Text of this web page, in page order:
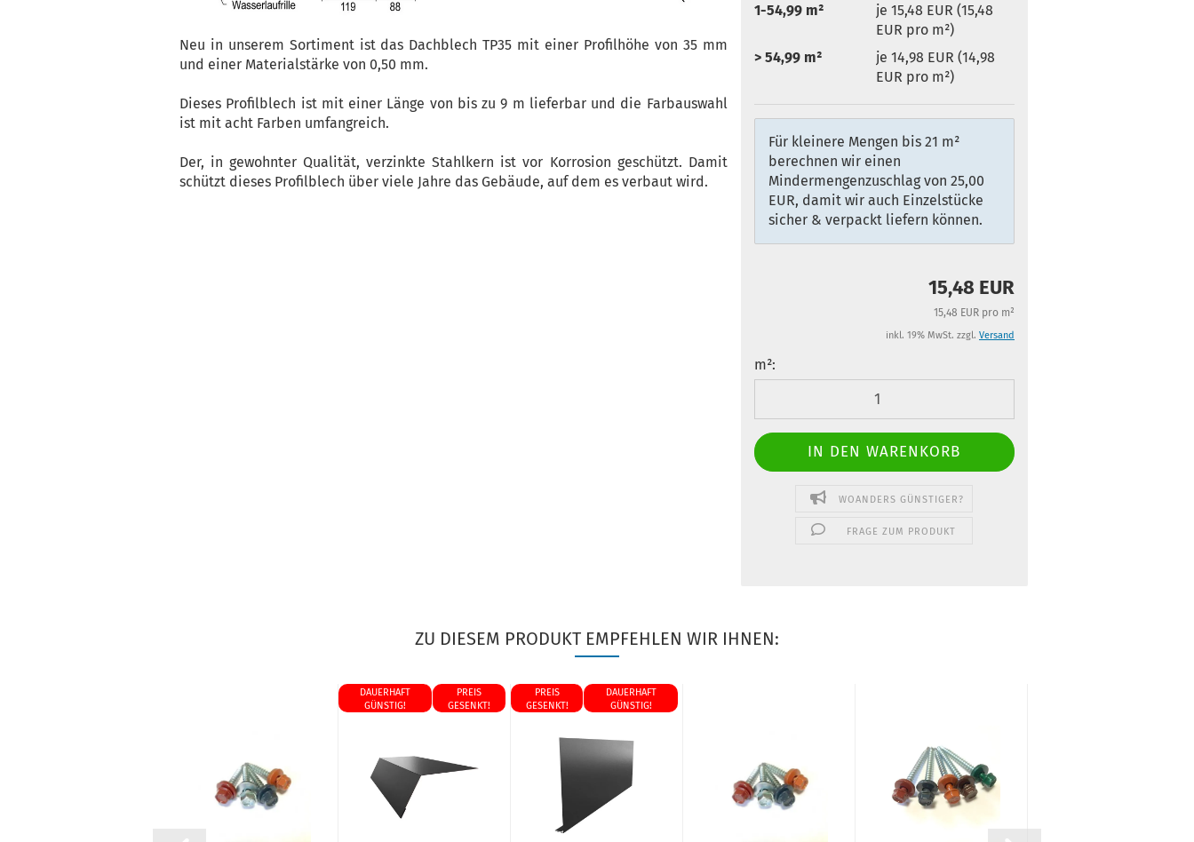
1-54,99 m²
je 15,48 EUR (15,48
EUR pro m²)
> 54,99 m²
je 14,98 EUR (14,98
EUR pro m²)
Für kleinere Mengen bis 21 m²
berechnen wir einen
Mindermengenzuschlag von 25,00
EUR, damit wir auch Einzelstücke
sicher & verpackt liefern können.
15,48 EUR
15,48 EUR pro m²
inkl. 19% MwSt. zzgl. Versand
m²:
WOANDERS GÜNSTIGER?
FRAGE ZUM PRODUKT
Neu in unserem Sortiment ist das Dachblech TP35 mit einer Profilhöhe von 35 mm
und einer Materialstärke von 0,50 mm.
Dieses Profilblech ist mit einer Länge von bis zu 9 m lieferbar und die Farbauswahl
ist mit acht Farben umfangreich.
Der, in gewohnter Qualität, verzinkte Stahlkern ist vor Korrosion geschützt. Damit
schützt dieses Profilblech über viele Jahre das Gebäude, auf dem es verbaut wird.
ZU DIESEM PRODUKT EMPFEHLEN WIR IHNEN:
DAUERHAFT
GÜNSTIG!
PREIS
GESENKT!
PREIS
GESENKT!
DAUERHAFT
GÜNSTIG!